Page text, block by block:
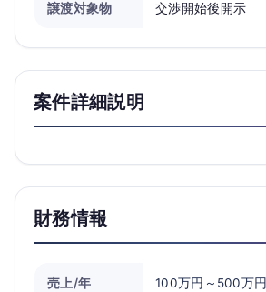
譲渡対象物 交渉開始後開示
案件詳細説明
財務情報
売上/年 100万円～500万円